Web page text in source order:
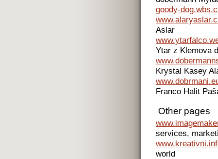
goody-
Aslar
Ytar z Klemova
Krystal Kasey
Franco Halit
Other pages
services,
world